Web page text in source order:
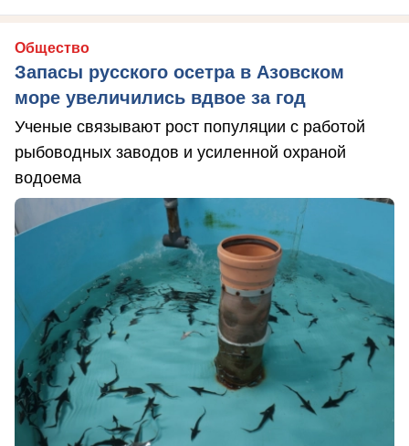
Общество
Запасы русского осетра в Азовском
море увеличились вдвое за год
Ученые связывают рост популяции с работой
рыбоводных заводов и усиленной охраной
водоема